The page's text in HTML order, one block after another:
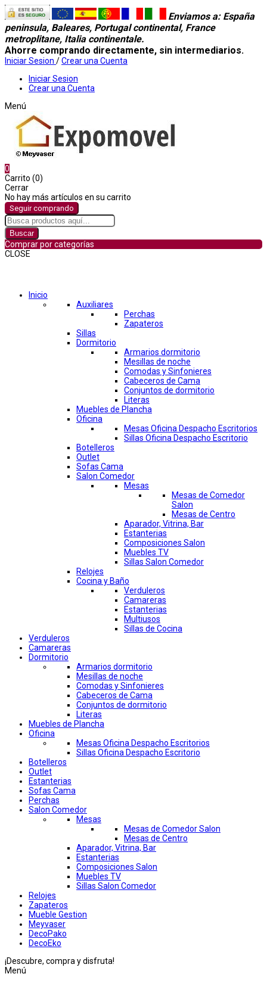
Enviamos a: España
peninsula, Baleares, Portugal continental, France
metroplitane, Italia continentale.
Ahorre comprando directamente, sin intermediarios.
Iniciar Sesion /Crear una Cuenta
Iniciar Sesion
Crear una Cuenta
Menú
0
Carrito (0)
Cerrar
No hay más artículos en su carrito
Seguir comprando
Buscar
Comprar por categorías
CLOSE
Inicio
Auxiliares
Perchas
Zapateros
Sillas
Dormitorio
Armarios dormitorio
Mesillas de noche
Comodas y Sinfonieres
Cabeceros de Cama
Conjuntos de dormitorio
Literas
Muebles de Plancha
Oficina
Mesas Oficina Despacho Escritorios
Sillas Oficina Despacho Escritorio
Botelleros
Outlet
Sofas Cama
Salon Comedor
Mesas
Mesas de Comedor
Salon
Mesas de Centro
Aparador, Vitrina, Bar
Estanterias
Composiciones Salon
Muebles TV
Sillas Salon Comedor
Relojes
Cocina y Baño
Verduleros
Camareras
Estanterias
Multiusos
Sillas de Cocina
Verduleros
Camareras
Dormitorio
Armarios dormitorio
Mesillas de noche
Comodas y Sinfonieres
Cabeceros de Cama
Conjuntos de dormitorio
Literas
Muebles de Plancha
Oficina
Mesas Oficina Despacho Escritorios
Sillas Oficina Despacho Escritorio
Botelleros
Outlet
Estanterias
Sofas Cama
Perchas
Salon Comedor
Mesas
Mesas de Comedor Salon
Mesas de Centro
Aparador, Vitrina, Bar
Estanterias
Composiciones Salon
Muebles TV
Sillas Salon Comedor
Relojes
Zapateros
Mueble Gestion
Meyvaser
DecoPako
DecoEko
¡Descubre, compra y disfruta!
Menú